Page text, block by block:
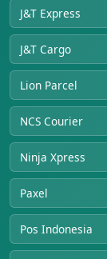
J&T Express
J&T Cargo
Lion Parcel
NCS Courier
Ninja Xpress
Paxel
Pos Indonesia